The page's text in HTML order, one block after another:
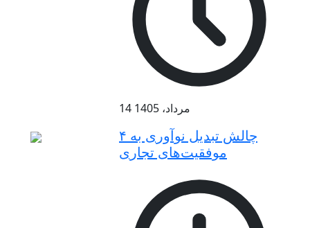
14 مرداد، 1405
۴ چالش تبدیل نوآوری به
موفقیت‌های تجاری